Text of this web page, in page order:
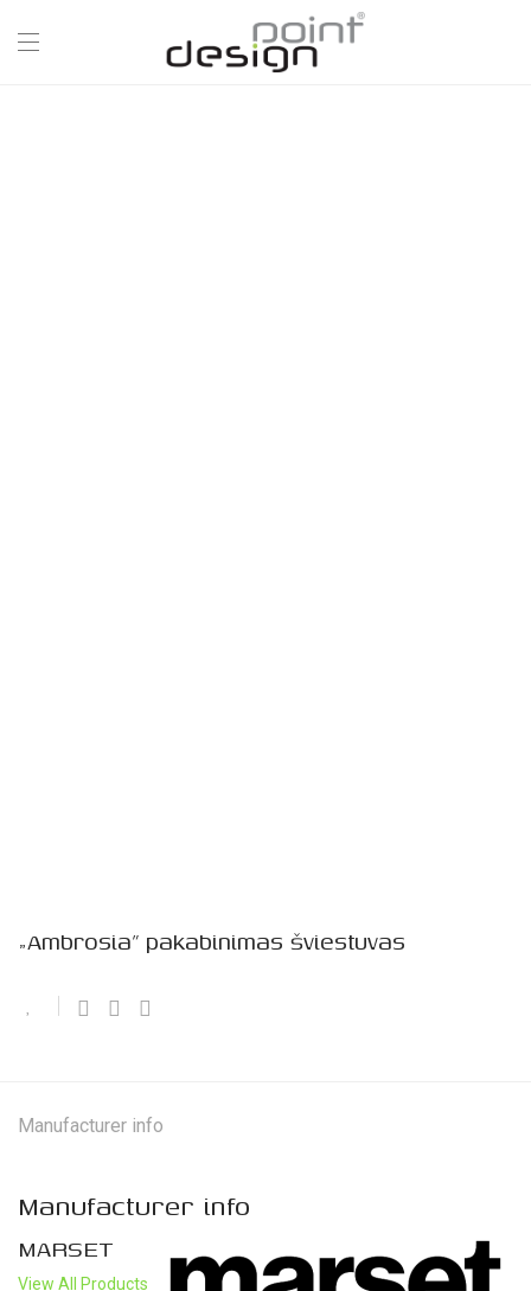
„Ambrosia” pakabinimas šviestuvas
Manufacturer info
Manufacturer info
MARSET
View All Products